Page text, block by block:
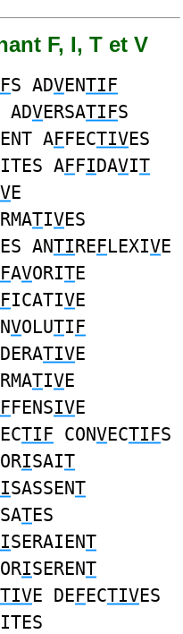
F, I, T et V
FS ADVENTIF
ADVERSATIFS
AFFECTIVES
ITES AFFIDAVIT
VE
RMATIVES
ES ANTIREFLEXIVE
AVORITE
ICATIVE
VOLUTIF
TIVE
RMATIVE
FFENSIVE
ECTIF CONVECTIFS
ORISAIT
ISASSENT
SATES
ISERAIENT
ORISERENT
TIVE DEFECTIVES
ITES